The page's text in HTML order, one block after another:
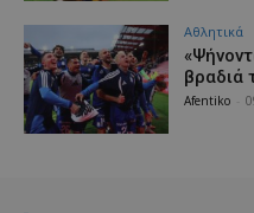
Αθλητικά
βραδιά
Afentiko